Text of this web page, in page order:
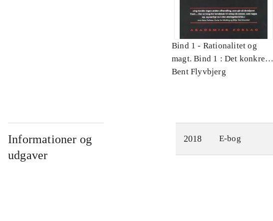
Bind 1 - Rationalitet og
magt. Bind 1 : Det konkretes
videnskab
Bent Flyvbjerg
Informationer og
udgaver
2018 E-bog